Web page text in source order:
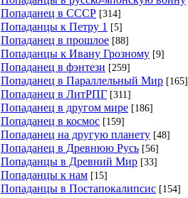
Попаданец в СССР [314]
Попаданцы к Петру 1 [5]
Попаданец в прошлое [88]
Попаданцы к Ивану Грозному [9]
Попаданец в фэнтези [259]
Попаданец в Параллельный Мир [165]
Попаданец в ЛитРПГ [311]
Попаданец в другом мире [186]
Попаданец в космос [159]
Попаданец на другую планету [48]
Попаданец в Древнюю Русь [56]
Попаданцы в Древний Мир [33]
Попаданцы к нам [15]
Попаданцы в Постапокалипсис [154]